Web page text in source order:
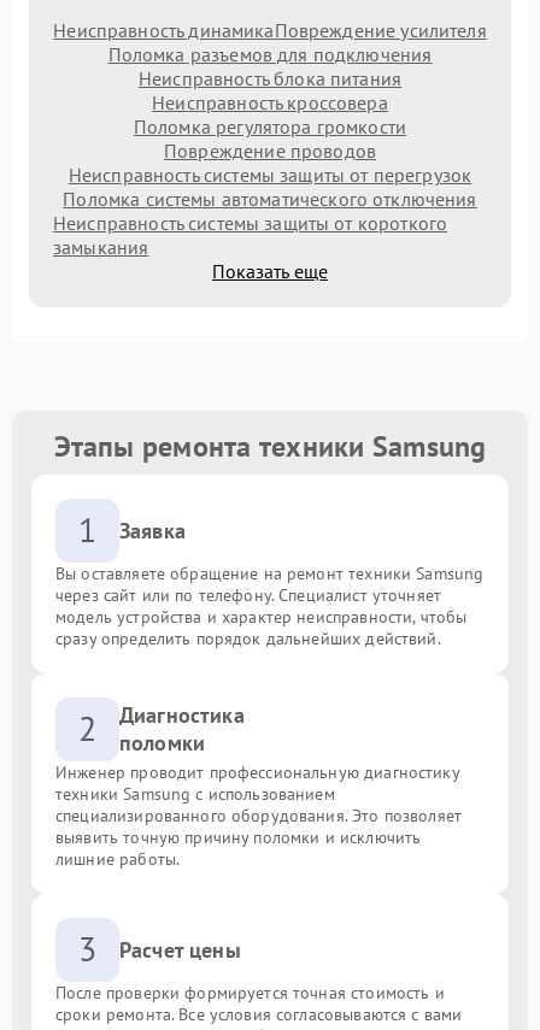
Неисправность динамикаПовреждение усилителя
Поломка разъемов для подключения
Неисправность блока питания
Неисправность кроссовера
Поломка регулятора громкости
Повреждение проводов
Неисправность системы защиты от перегрузок
Поломка системы автоматического отключения
Неисправность системы защиты от короткого
замыкания
Показать еще
Этапы ремонта техники Samsung
1 Заявка
Вы оставляете обращение на ремонт техники Samsung
через сайт или по телефону. Специалист уточняет
модель устройства и характер неисправности, чтобы
сразу определить порядок дальнейших действий.
2
Диагностика
поломки
Инженер проводит профессиональную диагностику
техники Samsung с использованием
специализированного оборудования. Это позволяет
выявить точную причину поломки и исключить
лишние работы.
3 Расчет цены
После проверки формируется точная стоимость и
сроки ремонта. Все условия согласовываются с вами